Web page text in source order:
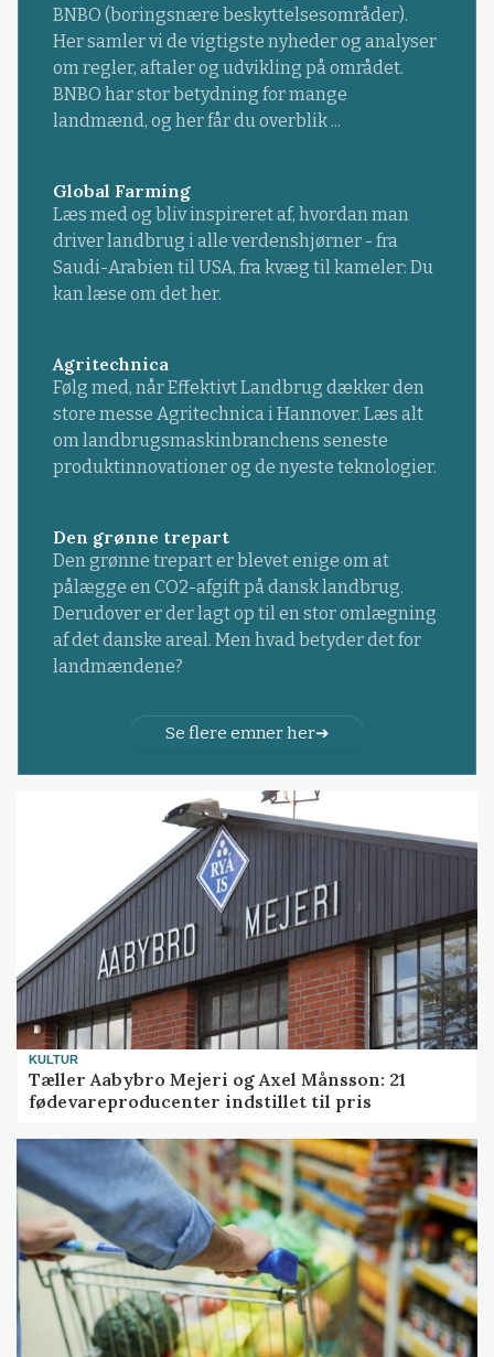
BNBO (boringsnære beskyttelsesområder).
Her samler vi de vigtigste nyheder og analyser
om regler, aftaler og udvikling på området.
BNBO har stor betydning for mange
landmænd, og her får du overblik ...
Global Farming
Læs med og bliv inspireret af, hvordan man
driver landbrug i alle verdenshjørner - fra
Saudi-Arabien til USA, fra kvæg til kameler: Du
kan læse om det her.
Agritechnica
Følg med, når Effektivt Landbrug dækker den
store messe Agritechnica i Hannover. Læs alt
om landbrugsmaskinbranchens seneste
produktinnovationer og de nyeste teknologier.
Den grønne trepart
Den grønne trepart er blevet enige om at
pålægge en CO2-afgift på dansk landbrug.
Derudover er der lagt op til en stor omlægning
af det danske areal. Men hvad betyder det for
landmændene?
Se flere emner her
KULTUR
Tæller Aabybro Mejeri og Axel Månsson: 21
fødevareproducenter indstillet til pris